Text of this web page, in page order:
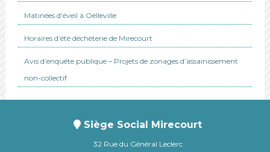
Matinées d’éveil à Oëlleville
Horaires d’été déchèterie de Mirecourt
Avis d’enquête publique – Projets de zonages d’assainissement
non-collectif
Siège Social Mirecourt
32 Rue du Général Leclerc